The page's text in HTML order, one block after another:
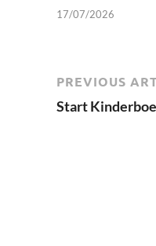
17/07/2026
PREVIOUS
Start